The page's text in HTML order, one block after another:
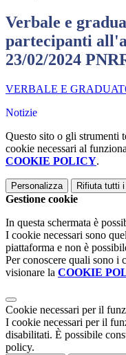
Verbale e
partecipanti
23/02/2024
VERBALE E
Notizie
Questo sito o gli strumenti
cookie necessari al
COOKIE POLICY.
Personalizza Rifiuta tutti i
Gestione cookie
In questa schermata è
I cookie necessari sono
piattaforma e non è
Per conoscere quali sono i
visionare la COOKIE
Cookie necessari per il
I cookie necessari per il
disabilitati. È possibile
policy.